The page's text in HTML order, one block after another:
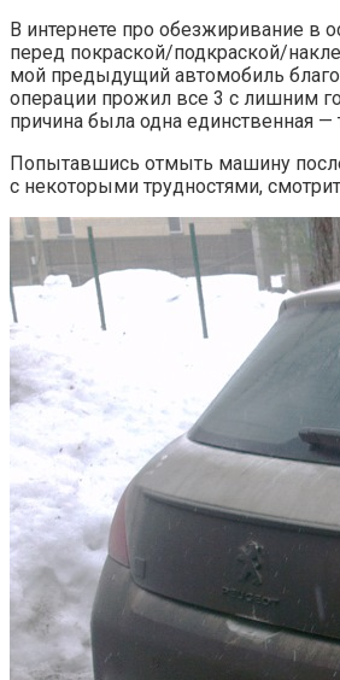
В интернете про обезжиривание в
перед покраской/подкраской/
мой предыдущий автомобиль
операции прожил все 3 с лишним
причина была одна единственная
Попытавшись отмыть машину
с некоторыми трудностями,